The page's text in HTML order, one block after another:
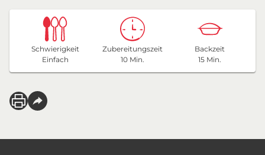
Schwierigkeit
Einfach
Zubereitungszeit
10 Min.
Backzeit
15 Min.